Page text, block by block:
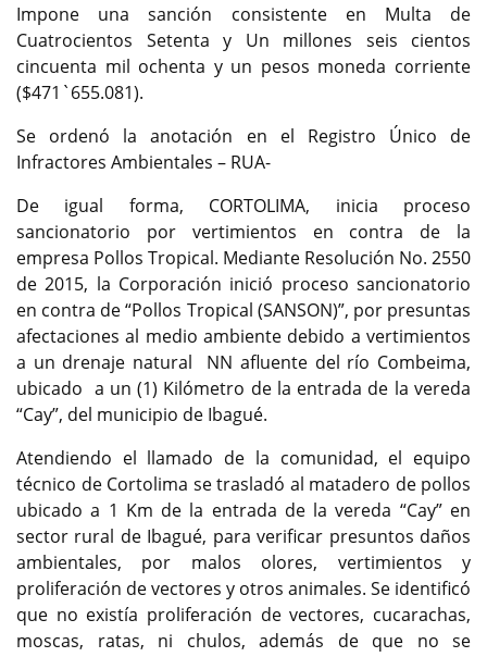
Impone una sanción consistente en Multa de
Cuatrocientos Setenta y Un millones seis cientos
cincuenta mil ochenta y un pesos moneda corriente
($471`655.081).
Se ordenó la anotación en el Registro Único de
Infractores Ambientales – RUA-
De igual forma, CORTOLIMA, inicia proceso
sancionatorio por vertimientos en contra de la
empresa Pollos Tropical. Mediante Resolución No. 2550
de 2015, la Corporación inició proceso sancionatorio
en contra de “Pollos Tropical (SANSON)”, por presuntas
afectaciones al medio ambiente debido a vertimientos
a un drenaje natural NN afluente del río Combeima,
ubicado a un (1) Kilómetro de la entrada de la vereda
“Cay”, del municipio de Ibagué.
Atendiendo el llamado de la comunidad, el equipo
técnico de Cortolima se trasladó al matadero de pollos
ubicado a 1 Km de la entrada de la vereda “Cay” en
sector rural de Ibagué, para verificar presuntos daños
ambientales, por malos olores, vertimientos y
proliferación de vectores y otros animales. Se identificó
que no existía proliferación de vectores, cucarachas,
moscas, ratas, ni chulos, además de que no se